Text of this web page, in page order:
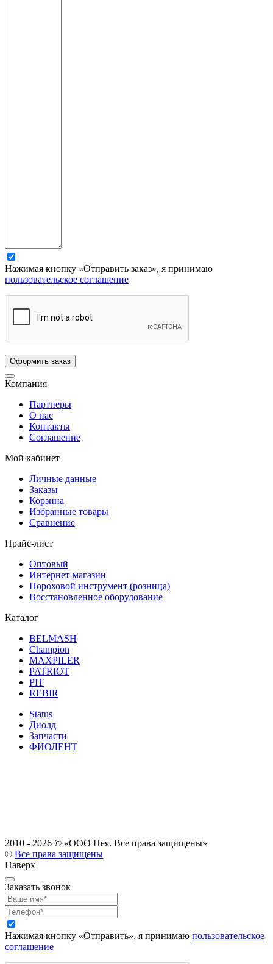
Нажимая кнопку «Отправить заказ», я принимаю
пользовательское соглашение
Компания
Партнеры
О нас
Контакты
Соглашение
Мой кабинет
Личные данные
Заказы
Корзина
Избранные товары
Сравнение
Прайс-лист
Оптовый
Интернет-магазин
Пороховой инструмент (розница)
Восстановленное оборудование
Каталог
BELMASH
Champion
MAXPILER
PATRIOT
PIT
REBIR
Status
Диолд
Запчасти
ФИОЛЕНТ
2010 - 2026 © «ООО Нея. Все права защищены»
© Все права защищены
Наверх
Заказать звонок
Нажимая кнопку «Отправить», я принимаю пользовательское
соглашение